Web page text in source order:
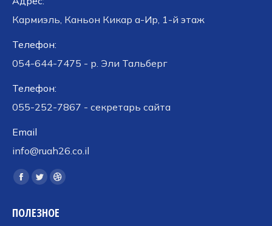
Кармиэль, Каньон Кикар а-Ир, 1-й этаж
Телефон:
054-644-7475 - р. Эли Тальберг
Телефон:
055-252-7867 - секретарь сайта
Email
info@ruah26.co.il
Ищите нас:
Страница
открывается
Страница
открывается
Страница
открывается
ПОЛЕЗНОЕ